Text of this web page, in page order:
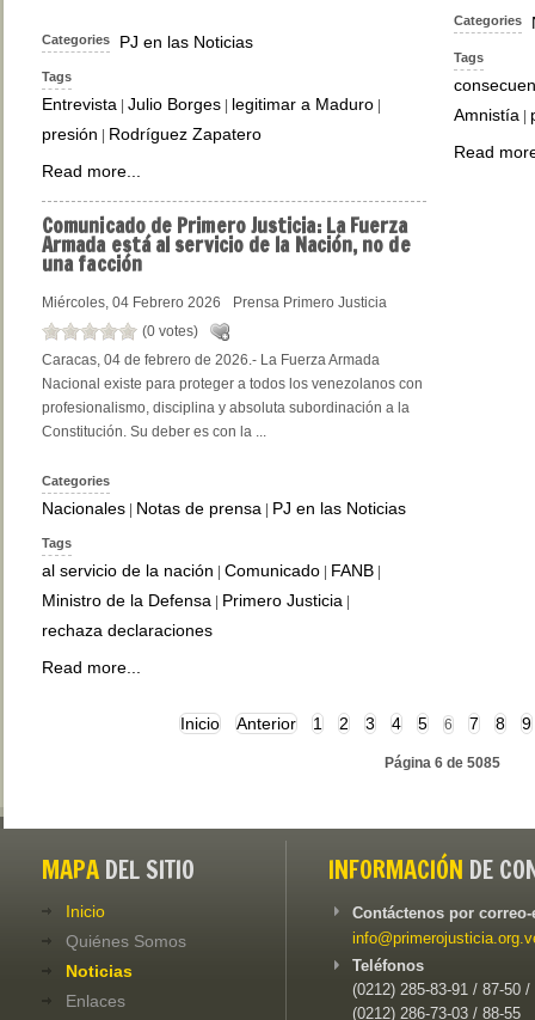
Categories PJ en las Noticias
Tags
Entrevista | Julio Borges | legitimar a Maduro |
presión | Rodríguez Zapatero
Read more...
Categories
Tags
Amnistía |
Read
Comunicadode Primero Justicia: La Fuerza
Armada está al servicio de la Nación, no de
una facción
Miércoles, 04 Febrero 2026
Prensa Primero Justicia
(0 votes)
Caracas, 04 de febrero de 2026.- La Fuerza Armada
Nacional existe para proteger a todos los venezolanos con
profesionalismo, disciplina y absoluta subordinación a la
Constitución. Su deber es con la ...
Categories
Nacionales Notas de prensa PJ en las Noticias
Tags
al servicio de la nación Comunicado FANB
Ministro de la Defensa Primero Justicia
rechaza declaraciones
Read more...
Inicio Anterior 1 2 3 4 5 6 7 8 9
Página 6 de 5085
MAPA DEL SITIO
Inicio
Quiénes Somos
Noticias
Enlaces
INFORMACIÓN DE
Contáctenos por
Teléfonos
(0212) 285-83-91 / 87-50 /
(0212) 286-73-03 / 88-55